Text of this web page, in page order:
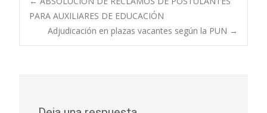
Navegación
de
PARA AUXILIARES DE EDUCACIÓN
Adjudicación en plazas vacantes según la PUN →